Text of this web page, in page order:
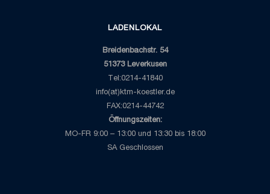
LADENLOKAL
Breidenbachstr. 54
51373 Leverkusen
Tel:0214-41840
info(at)ktm-koestler.de
FAX:0214-44742
Öffnungszeiten:
MO-FR 9:00 – 13:00 und 13:30 bis 18:00
SA Geschlossen